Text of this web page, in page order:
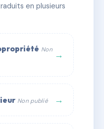
en plusieurs
Non →
Non publié →